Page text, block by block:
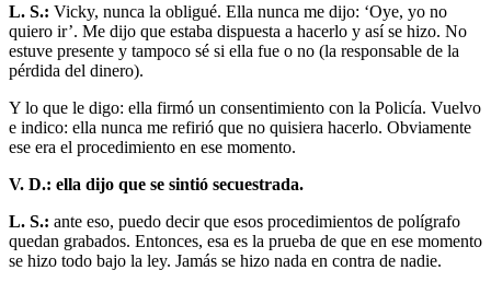
L. S.: Vicky, nunca la obligué. Ella nunca me dijo: ‘Oye, yo no
quiero ir’. Me dijo que estaba dispuesta a hacerlo y así se hizo. No
estuve presente y tampoco sé si ella fue o no (la responsable de la
pérdida del dinero).
Y lo que le digo: ella firmó un consentimiento con la Policía. Vuelvo
e indico: ella nunca me refirió que no quisiera hacerlo. Obviamente
ese era el procedimiento en ese momento.
V. D.: ella dijo que se sintió secuestrada.
L. S.: ante eso, puedo decir que esos procedimientos de polígrafo
quedan grabados. Entonces, esa es la prueba de que en ese momento
se hizo todo bajo la ley. Jamás se hizo nada en contra de nadie.